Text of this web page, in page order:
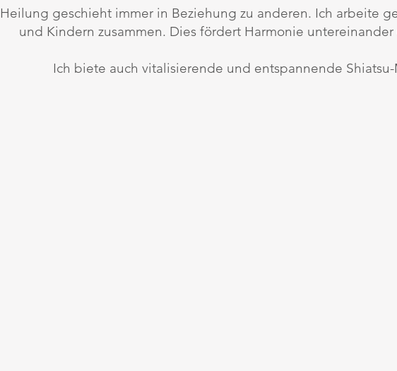
Heilung geschieht immer in Beziehung zu anderen. Ich arbeite
und Kindern zusammen. Dies fördert Harmonie
Ich biete auch vitalisierende und entspannende Shiatsu-